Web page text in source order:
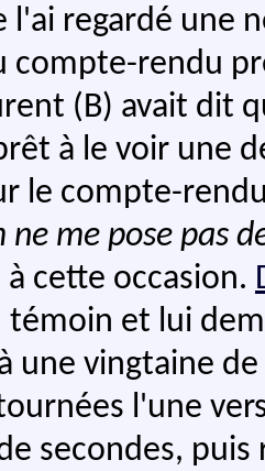
l'ai regardé une
compte-rendu
(B) avait dit
à le voir une
le compte-
ne me pose pas
cette occasion.
et lui
une vingtaine
l'une
secondes,